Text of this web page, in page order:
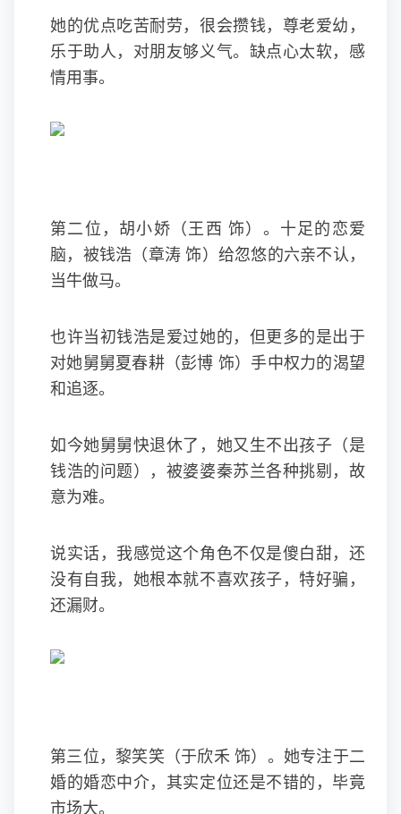
她的优点吃苦耐劳，很会攒钱，尊老爱幼，
乐于助人，对朋友够义气。缺点心太软，感
情用事。
第二位，胡小娇（王西 饰）。十足的恋爱
脑，被钱浩（章涛 饰）给忽悠的六亲不认，
当牛做马。
也许当初钱浩是爱过她的，但更多的是出于
对她舅舅夏春耕（彭博 饰）手中权力的渴望
和追逐。
如今她舅舅快退休了，她又生不出孩子（是
钱浩的问题），被婆婆秦苏兰各种挑剔，故
意为难。
说实话，我感觉这个角色不仅是傻白甜，还
没有自我，她根本就不喜欢孩子，特好骗，
还漏财。
第三位，黎笑笑（于欣禾 饰）。她专注于二
婚的婚恋中介，其实定位还是不错的，毕竟
市场大。